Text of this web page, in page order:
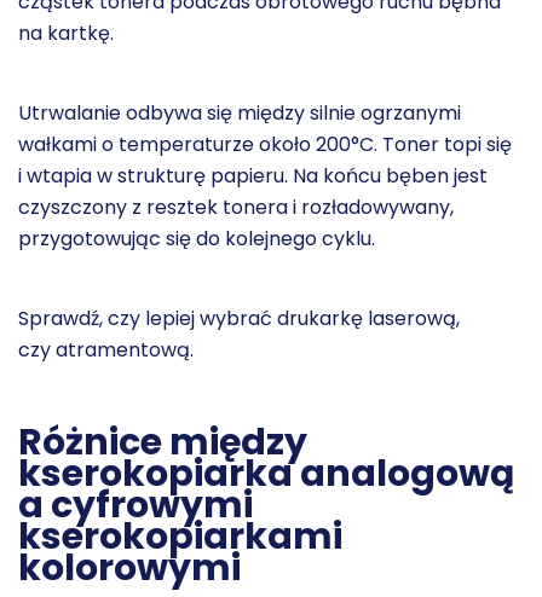
na kartkę.
Utrwalanie odbywa się między silnie ogrzanymi
wałkami o temperaturze około 200°C. Toner topi się
i wtapia w strukturę papieru. Na końcu bęben jest
czyszczony z resztek tonera i rozładowywany,
przygotowując się do kolejnego cyklu.
Sprawdź, czy lepiej wybrać drukarkę laserową,
czy atramentową.
Różnice między
kserokopiarka analogową
a cyfrowymi
kserokopiarkami
kolorowymi